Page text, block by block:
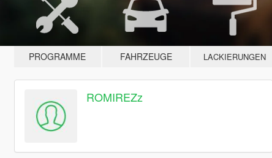
PROGRAMME FAHRZEUGE LACKIERUNGEN
ROMIREZz